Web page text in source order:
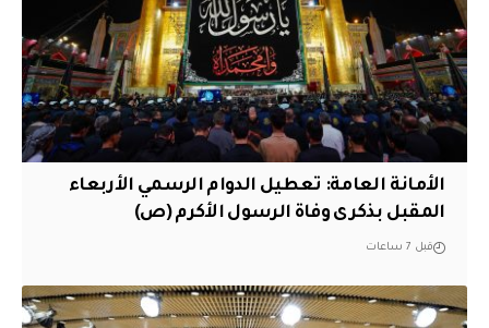
الأمانة العامة: تعطيل الدوام الرسمي الأربعاء
المقبل بذكرى وفاة الرسول الأكرم (ص)
قبل 7 ساعات